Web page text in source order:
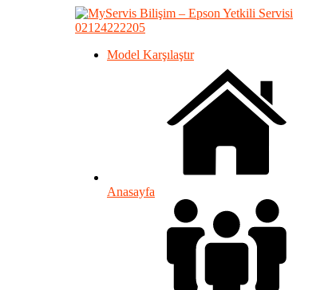
02124222205
Model Karşılaştır
Anasayfa